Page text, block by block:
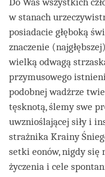
w stanach
posiadacie głęboką
znaczenie
wielką odwagą
przymusowego
podobnej wadżrze
tęsknotą, ślemy swe
uwznioślającej siły i
strażnika Krainy
setki eonów, nigdy się
życzenia i cele